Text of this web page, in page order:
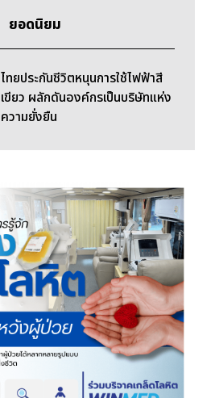
ยอดนิยม
ไทยประกันชีวิตหนุนการใช้ไฟฟ้าสี
เขียว ผลักดันองค์กรเป็นบริษัทแห่ง
ความยั่งยืน